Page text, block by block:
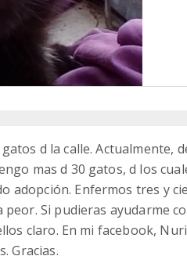
d la calle. Actualmente,
mas d 30 gatos, d los
adopción. Enfermos tres y
Si pudieras ayudarme
claro. En mi facebook,
Gracias.